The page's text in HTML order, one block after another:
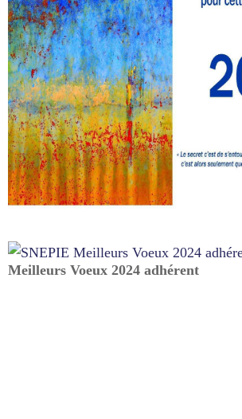
Meilleurs Voeux 2024 adhérent